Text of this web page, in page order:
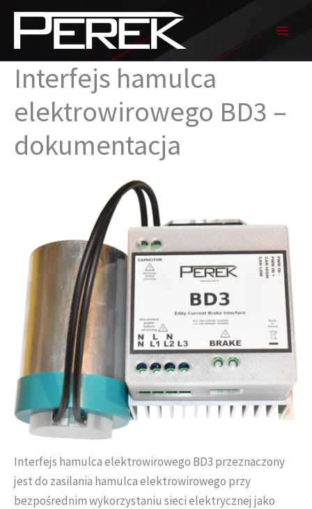
Przejdź
treści
Interfejs hamulca
elektrowirowego BD3 –
dokumentacja
Interfejs hamulca elektrowirowego BD3 przeznaczony
jest do zasilania hamulca elektrowirowego przy
bezpośrednim wykorzystaniu sieci elektrycznej jako